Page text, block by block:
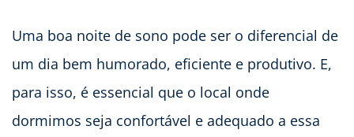
Uma boa noite de sono pode ser o diferencial de
um dia bem humorado, eficiente e produtivo. E,
para isso, é essencial que o local onde
dormimos seja confortável e adequado a essa